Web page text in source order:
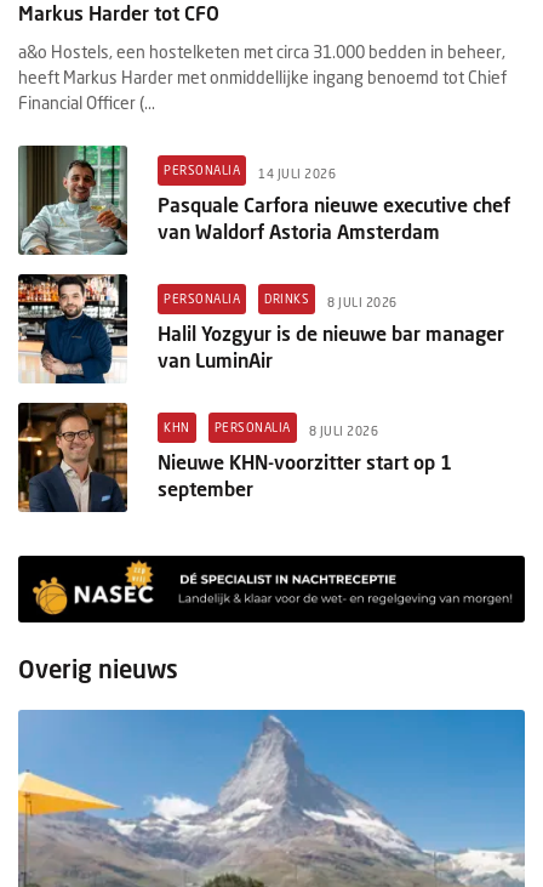
Markus Harder tot CFO
a&o Hostels, een hostelketen met circa 31.000 bedden in beheer,
heeft Markus Harder met onmiddellijke ingang benoemd tot Chief
Financial Officer (...
PERSONALIA 14 JULI 2026
Pasquale Carfora nieuwe executive chef
van Waldorf Astoria Amsterdam
PERSONALIA DRINKS 8 JULI 2026
Halil Yozgyur is de nieuwe bar manager
van LuminAir
KHN PERSONALIA 8 JULI 2026
Nieuwe KHN-voorzitter start op 1
september
Overig nieuws